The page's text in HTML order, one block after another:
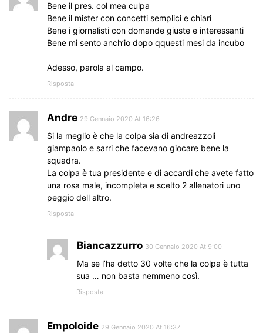
Bene il pres. col mea culpa
Bene il mister con concetti semplici e chiari
Bene i giornalisti con domande giuste e interessanti
Bene mi sento anch’io dopo qquesti mesi da incubo
Adesso, parola al campo.
Risposta
Andre 29 Gennaio 2020 At 16:26
Si la meglio è che la colpa sia di andreazzoli
giampaolo e sarri che facevano giocare bene la
squadra.
La colpa è tua presidente e di accardi che avete fatto
una rosa male, incompleta e scelto 2 allenatori uno
peggio dell altro.
Risposta
Biancazzurro 30 Gennaio 2020 At 9:00
Ma se l’ha detto 30 volte che la colpa è tutta
sua … non basta nemmeno così.
Risposta
Empoloide 29 Gennaio 2020 At 16:37